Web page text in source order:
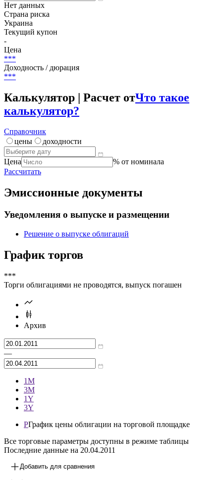
Нет данных
Страна риска
Украина
Текущий купон
-
Цена
***
Доходность / дюрация
***
Калькулятор | Расчет отЧто такое
калькулятор?
Справочник
цены
доходности
Цена
% от номинала
Рассчитать
Эмиссионные документы
Уведомления о выпуске и размещении
Решение о выпуске облигаций
График торгов
***
Торги облигациями не проводятся, выпуск погашен
Архив
—
1М
3М
1Y
3Y
PГрафик цены облигации на торговой площадке
Все торговые параметры доступны в режиме таблицы
Последние данные на 20.04.2011
Добавить для сравнения